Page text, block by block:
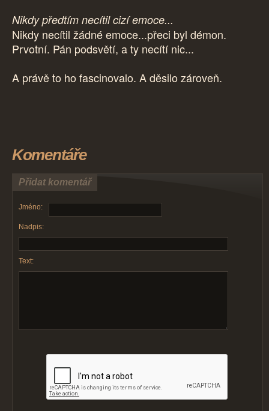
Nikdy předtím necítil cizí emoce...
Nikdy necítil žádné emoce...přeci byl démon.
Prvotní. Pán podsvětí, a ty necítí nic...
A právě to ho fascinovalo. A děsilo zároveň.
Komentáře
Přidat komentář
Jméno:
Nadpis:
Text: